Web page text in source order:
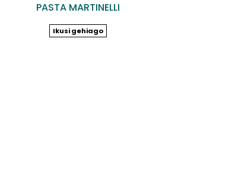
PASTA MARTINELLI
Ikusi gehiago